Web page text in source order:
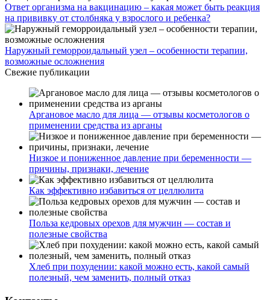
Ответ организма на вакцинацию – какая может быть реакция
на прививку от столбняка у взрослого и ребенка?
Наружный геморроидальный узел – особенности терапии,
возможные осложнения
Свежие публикации
Аргановое масло для лица — отзывы косметологов о
применении средства из арганы
Низкое и пониженное давление при беременности —
причины, признаки, лечение
Как эффективно избавиться от целлюлита
Польза кедровых орехов для мужчин — состав и
полезные свойства
Хлеб при похудении: какой можно есть, какой самый
полезный, чем заменить, полный отказ